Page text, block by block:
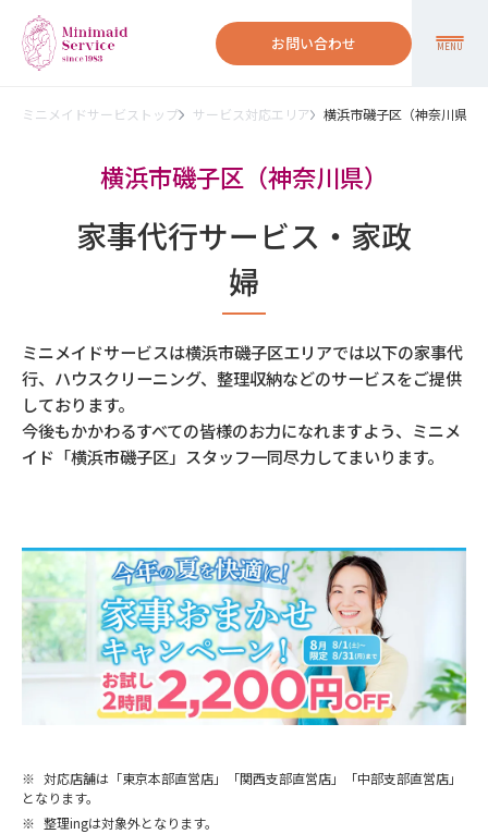
お問い合わせ MENU
ミニメイドサービストップ サービス対応エリア 横浜市磯子区（神奈川県）
横浜市磯子区（神奈川県）
家事代行サービス・家政
婦
ミニメイドサービスは横浜市磯子区エリアでは以下の家事代
行、ハウスクリーニング、整理収納などのサービスをご提供
しております。
今後もかかわるすべての皆様のお力になれますよう、ミニメ
イド「横浜市磯子区」スタッフ一同尽力してまいります。
※ 対応店舗は「東京本部直営店」「関西支部直営店」「中部支部直営店」
となります。
※ 整理ingは対象外となります。